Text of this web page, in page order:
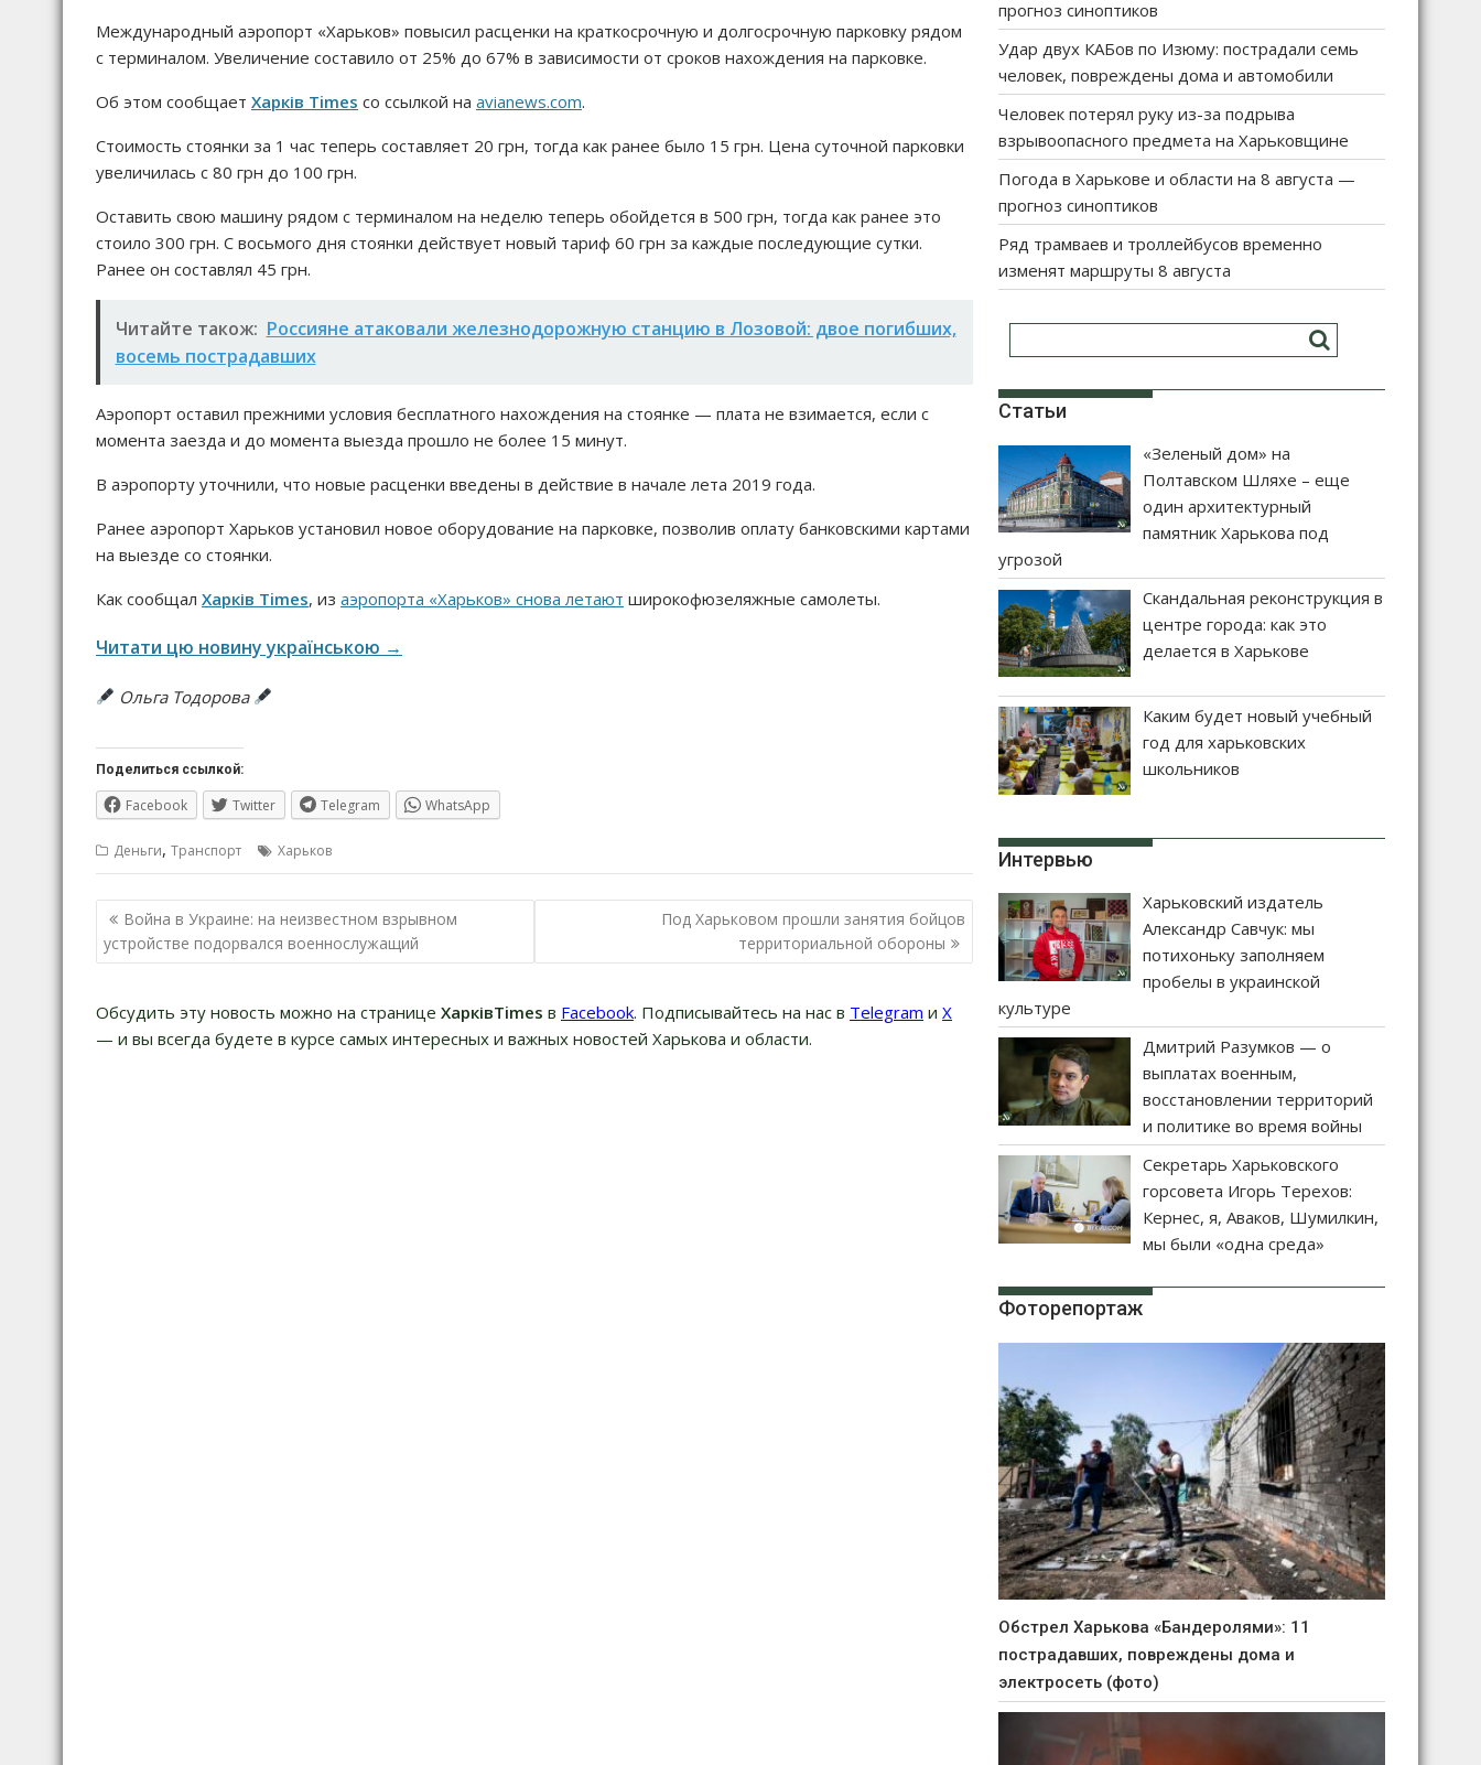
Международный аэропорт «Харьков» повысил расценки на краткосрочную и долгосрочную парковку рядом
с терминалом. Увеличение составило от 25% до 67% в зависимости от сроков нахождения на парковке.
Об этом сообщает Харків Times со ссылкой на avianews.com.
Стоимость стоянки за 1 час теперь составляет 20 грн, тогда как ранее было 15 грн. Цена суточной парковки
увеличилась с 80 грн до 100 грн.
Оставить свою машину рядом с терминалом на неделю теперь обойдется в 500 грн, тогда как ранее это
стоило 300 грн. С восьмого дня стоянки действует новый тариф 60 грн за каждые последующие сутки.
Ранее он составлял 45 грн.
Читайте також: Россияне атаковали железнодорожную станцию в Лозовой: двое погибших,
восемь пострадавших
Аэропорт оставил прежними условия бесплатного нахождения на стоянке — плата не взимается, если с
момента заезда и до момента выезда прошло не более 15 минут.
В аэропорту уточнили, что новые расценки введены в действие в начале лета 2019 года.
Ранее аэропорт Харьков установил новое оборудование на парковке, позволив оплату банковскими картами
на выезде со стоянки.
Как сообщал Харків Times, из аэропорта «Харьков» снова летают широкофюзеляжные самолеты.
Читати цю новину українською →
Ольга Тодорова
Поделиться ссылкой:
Facebook Twitter Telegram WhatsApp
Деньги, Транспорт Харьков
Навигация
по
записям
Война в Украине: на неизвестном взрывном
устройстве подорвался военнослужащий
Под Харьковом прошли занятия бойцов
территориальной обороны
Обсудить эту новость можно на странице ХарківTimes в Facebook. Подписывайтесь на нас в Telegram и Х
— и вы всегда будете в курсе самых интересных и важных новостей Харькова и области.
прогноз синоптиков
Удар двух КАБов по Изюму: пострадали семь
человек, повреждены дома и автомобили
Человек потерял руку из-за подрыва
взрывоопасного предмета на Харьковщине
Погода в Харькове и области на 8 августа —
прогноз синоптиков
Ряд трамваев и троллейбусов временно
изменят маршруты 8 августа
Статьи
«Зеленый дом» на
Полтавском Шляхе – еще
один архитектурный
памятник Харькова под
угрозой
Скандальная реконструкция в
центре города: как это
делается в Харькове
Каким будет новый учебный
год для харьковских
школьников
Интервью
Харьковский издатель
Александр Савчук: мы
потихоньку заполняем
пробелы в украинской
культуре
Дмитрий Разумков — о
выплатах военным,
восстановлении территорий
и политике во время войны
Секретарь Харьковского
горсовета Игорь Терехов:
Кернес, я, Аваков, Шумилкин,
мы были «одна среда»
Фоторепортаж
Обстрел Харькова «Бандеролями»: 11
пострадавших, повреждены дома и
электросеть (фото)